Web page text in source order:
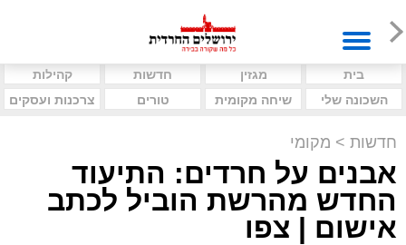
בית מגזין חדשות
קהילות
השכונה שלי
שיחה מקומית טורים צרכנות ועסקים
חדשות > מקומי
אבנים על חרדים: התיעוד
החדש מהרשת הוביל לכתב
אישום | צפו